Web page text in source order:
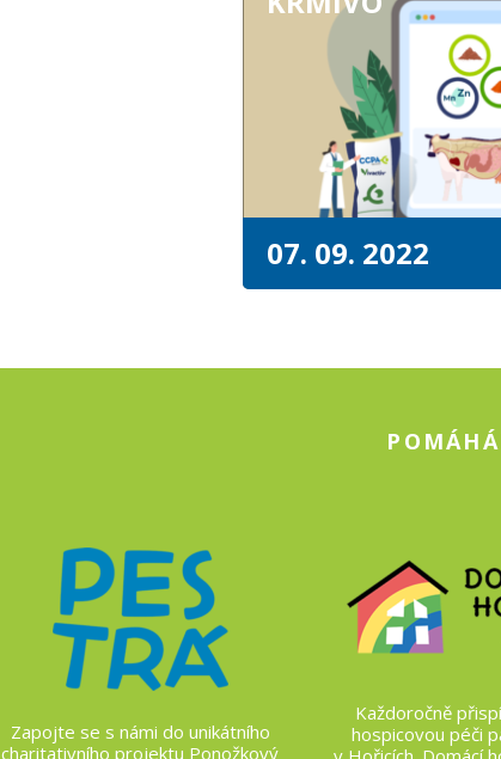
07. 09. 2022
Zapojte se s námi do unikátního
charitativního projektu Ponožkový
Každoročně
hospicovou péči